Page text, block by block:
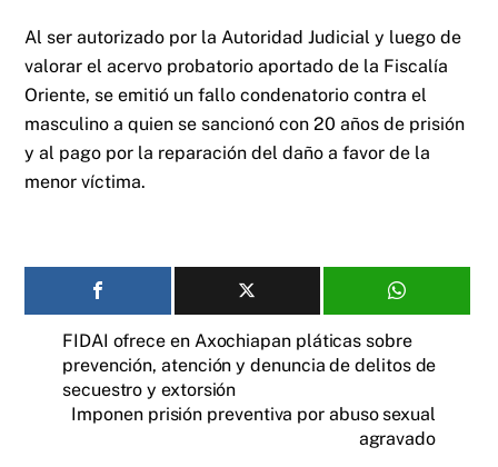
Al ser autorizado por la Autoridad Judicial y luego de
valorar el acervo probatorio aportado de la Fiscalía
Oriente, se emitió un fallo condenatorio contra el
masculino a quien se sancionó con 20 años de prisión
y al pago por la reparación del daño a favor de la
menor víctima.
FIDAI ofrece en Axochiapan pláticas sobre
prevención, atención y denuncia de delitos de
secuestro y extorsión
Imponen prisión preventiva por abuso sexual
agravado